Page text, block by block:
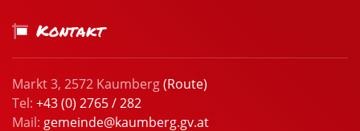
Kontakt
Markt 3, 2572 Kaumberg(Route)
Tel: +43 (0) 2765 / 282
Mail: gemeinde@kaumberg.gv.at